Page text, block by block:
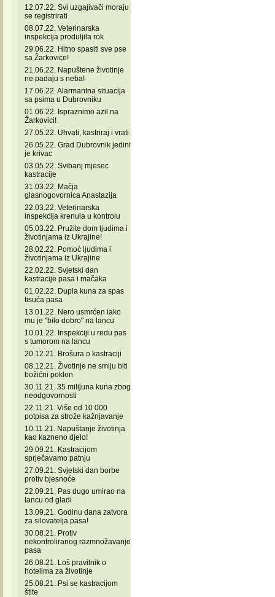
12.07.22. Svi uzgajivači moraju
se registrirati
08.07.22. Veterinarska
inspekcija produljila rok
29.06.22. Hitno spasiti sve pse
sa Žarkovice!
21.06.22. Napuštene životinje
ne padaju s neba!
17.06.22. Alarmantna situacija
sa psima u Dubrovniku
01.06.22. Ispraznimo azil na
Žarkovici!
27.05.22. Uhvati, kastriraj i vrati
26.05.22. Grad Dubrovnik jedini
je krivac
03.05.22. Svibanj mjesec
kastracije
31.03.22. Mačja
glasnogovornica Anastazija
22.03.22. Veterinarska
inspekcija krenula u kontrolu
05.03.22. Pružite dom ljudima i
životinjama iz Ukrajine!
28.02.22. Pomoć ljudima i
životinjama iz Ukrajine
22.02.22. Svjetski dan
kastracije pasa i mačaka
01.02.22. Dupla kuna za spas
tisuća pasa
13.01.22. Nero usmrćen iako
mu je "bilo dobro" na lancu
10.01.22. Inspekciji u redu pas
s tumorom na lancu
20.12.21. Brošura o kastraciji
08.12.21. Životinje ne smiju biti
božićni poklon
30.11.21. 35 milijuna kuna zbog
neodgovornosti
22.11.21. Više od 10 000
potpisa za strože kažnjavanje
10.11.21. Napuštanje životinja
kao kazneno djelo!
29.09.21. Kastracijom
sprječavamo patnju
27.09.21. Svjetski dan borbe
protiv bjesnoće
22.09.21. Pas dugo umirao na
lancu od gladi
13.09.21. Godinu dana zatvora
za silovatelja pasa!
30.08.21. Protiv
nekontroliranog razmnožavanje
pasa
26.08.21. Loš pravilnik o
hotelima za životinje
25.08.21. Psi se kastracijom
štite